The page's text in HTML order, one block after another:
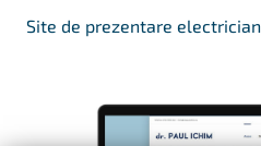
Site de prezentare